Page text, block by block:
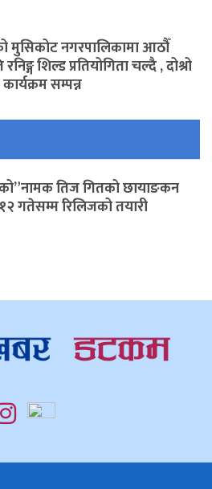
मुसिकोट नगरपालिकामा आठौँ
रनिङ्ग शिल्ड प्रतियोगिता चल्दै , दोश्रो
सम्पन्न
तिज गितको छायाङकन
गतेसम्म रिलिजको तयारी